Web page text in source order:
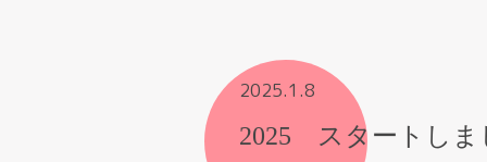
2025.1.8
2025 スタートしま